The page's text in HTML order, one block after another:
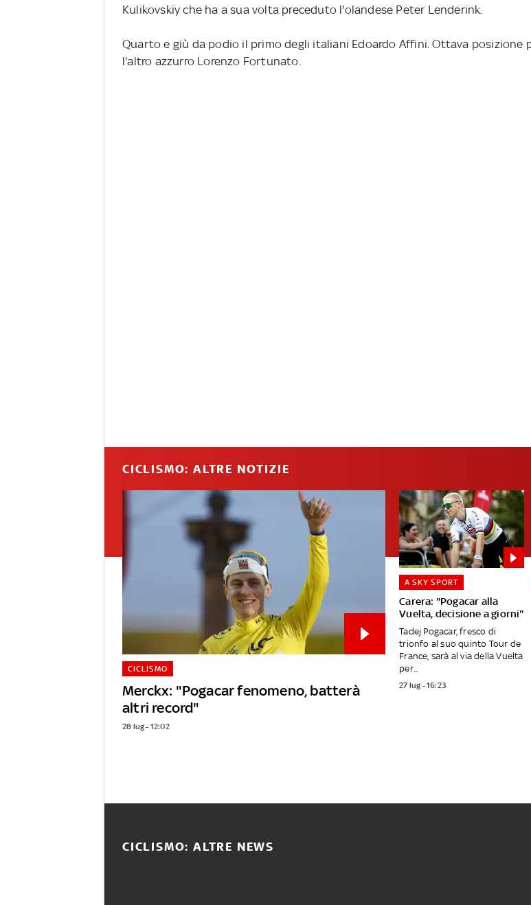
Kulikovskiy che ha a sua volta preceduto l'olandese Peter Lenderink.
Quarto e giù da podio il primo degli italiani Edoardo Affini. Ottava posizione
l'altro azzurro Lorenzo Fortunato.
CICLISMO: ALTRE NOTIZIE
Merckx: "Pogacar fenomeno, batterà
altri record"
CICLISMO
28 lug - 12:02
Carera: "Pogacar alla
Vuelta, decisione a giorni"
A SKY SPORT
Tadej Pogacar, fresco di
trionfo al suo quinto Tour de
France, sarà al via della Vuelta
per...
27 lug - 16:23
CICLISMO: ALTRE NEWS